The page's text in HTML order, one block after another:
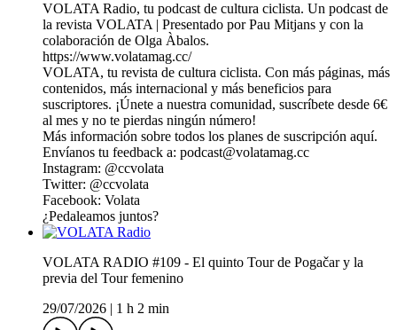
VOLATA Radio, tu podcast de cultura ciclista. Un podcast de
la⁠ ⁠⁠⁠⁠⁠⁠⁠⁠⁠⁠⁠⁠⁠⁠⁠⁠⁠⁠⁠⁠⁠⁠⁠⁠⁠⁠⁠⁠⁠⁠⁠⁠⁠⁠⁠⁠⁠⁠⁠⁠⁠⁠⁠⁠⁠⁠⁠⁠⁠⁠⁠⁠⁠⁠⁠⁠⁠⁠⁠r⁠⁠⁠⁠ev⁠ista VOLATA⁠⁠⁠⁠⁠⁠⁠⁠⁠⁠⁠⁠⁠⁠⁠⁠⁠⁠⁠⁠⁠⁠⁠⁠⁠⁠⁠⁠⁠⁠⁠⁠⁠⁠⁠⁠⁠⁠⁠⁠⁠⁠⁠⁠⁠⁠⁠⁠⁠⁠⁠⁠⁠⁠⁠⁠⁠⁠⁠⁠⁠⁠⁠⁠⁠⁠⁠⁠⁠⁠⁠⁠⁠⁠⁠⁠⁠⁠⁠⁠⁠ ⁠⁠⁠⁠⁠⁠| Presentado por Pau Mitjans y con la
colaboración de Olga Àbalos.
https://www.volatamag.cc/
VOLATA, tu revista de cultura ciclista. Con más páginas, más
contenidos, más internacional y más beneficios para
suscriptores. ¡Únete a nuestra comunidad, suscríbete desde 6€
al mes y no te pierdas ningún número!
Más información sobre todos los planes de suscripción⁠⁠ ⁠⁠⁠⁠⁠⁠⁠⁠⁠⁠⁠⁠⁠⁠⁠⁠⁠⁠⁠⁠⁠⁠⁠⁠⁠⁠⁠⁠⁠⁠⁠⁠⁠⁠⁠⁠⁠⁠⁠⁠⁠⁠⁠⁠⁠⁠⁠⁠⁠⁠⁠⁠⁠⁠⁠⁠⁠⁠⁠⁠⁠⁠⁠aquí⁠⁠⁠⁠⁠⁠⁠⁠⁠⁠⁠⁠⁠⁠⁠⁠⁠⁠⁠⁠⁠⁠⁠⁠⁠⁠⁠⁠⁠⁠⁠⁠⁠⁠⁠⁠⁠⁠⁠⁠⁠⁠⁠⁠⁠⁠⁠⁠⁠⁠⁠.⁠⁠⁠⁠⁠⁠⁠⁠⁠⁠⁠⁠⁠⁠
Envíanos tu feedback a: ⁠⁠⁠⁠⁠⁠⁠⁠⁠⁠⁠⁠⁠⁠⁠⁠⁠⁠⁠⁠⁠⁠⁠podcast@volatamag.cc⁠⁠⁠⁠⁠⁠⁠⁠⁠⁠⁠⁠⁠⁠⁠⁠⁠⁠⁠⁠⁠⁠⁠
Instagram: ⁠⁠⁠⁠⁠⁠⁠⁠⁠⁠⁠⁠⁠⁠⁠⁠⁠⁠⁠⁠⁠⁠⁠⁠⁠⁠⁠⁠⁠⁠⁠⁠⁠⁠⁠⁠⁠⁠⁠⁠⁠⁠⁠⁠⁠⁠⁠⁠⁠⁠⁠⁠⁠⁠⁠⁠⁠⁠⁠⁠⁠⁠⁠⁠⁠@⁠ccvolata⁠⁠⁠⁠⁠⁠⁠⁠⁠⁠⁠⁠⁠⁠⁠⁠⁠⁠⁠⁠⁠⁠⁠⁠⁠⁠⁠⁠⁠⁠⁠⁠⁠⁠⁠⁠⁠⁠⁠⁠⁠⁠⁠⁠⁠⁠⁠⁠⁠⁠⁠⁠⁠⁠⁠⁠⁠⁠⁠⁠⁠⁠⁠⁠⁠⁠
Twitter:⁠ ⁠⁠⁠⁠⁠⁠⁠⁠⁠⁠⁠⁠⁠⁠⁠⁠⁠⁠⁠⁠⁠⁠⁠⁠⁠⁠⁠⁠⁠⁠⁠⁠⁠⁠⁠⁠⁠⁠⁠⁠⁠⁠⁠⁠⁠⁠⁠⁠⁠⁠⁠⁠⁠⁠⁠⁠⁠⁠⁠⁠⁠⁠⁠⁠@ccvolata⁠⁠⁠⁠⁠⁠⁠⁠⁠⁠⁠⁠⁠⁠⁠⁠⁠⁠⁠⁠⁠⁠⁠⁠⁠⁠⁠⁠⁠⁠⁠⁠⁠⁠⁠⁠⁠⁠⁠⁠⁠⁠⁠⁠⁠⁠⁠⁠⁠⁠⁠⁠⁠⁠⁠⁠⁠⁠⁠⁠⁠⁠⁠⁠⁠
Facebook:⁠ ⁠⁠⁠⁠⁠⁠⁠⁠⁠⁠⁠⁠⁠⁠⁠⁠⁠⁠⁠⁠⁠⁠⁠⁠⁠⁠⁠⁠⁠⁠⁠⁠⁠⁠⁠⁠⁠⁠⁠⁠⁠⁠⁠⁠⁠⁠⁠⁠⁠⁠⁠⁠⁠⁠⁠⁠⁠⁠⁠⁠⁠⁠⁠⁠Volata⁠⁠⁠⁠⁠⁠⁠⁠⁠⁠⁠⁠⁠⁠⁠⁠⁠⁠⁠⁠⁠⁠⁠⁠⁠⁠⁠⁠⁠⁠⁠⁠⁠⁠⁠⁠⁠⁠⁠⁠⁠⁠⁠⁠⁠⁠⁠⁠⁠⁠⁠⁠⁠⁠⁠⁠⁠⁠⁠⁠⁠⁠⁠⁠⁠
¿Pedaleamos juntos?
VOLATA RADIO #109 - El quinto Tour de Pogačar y la
previa del Tour femenino
29/07/2026
1 h 2 min